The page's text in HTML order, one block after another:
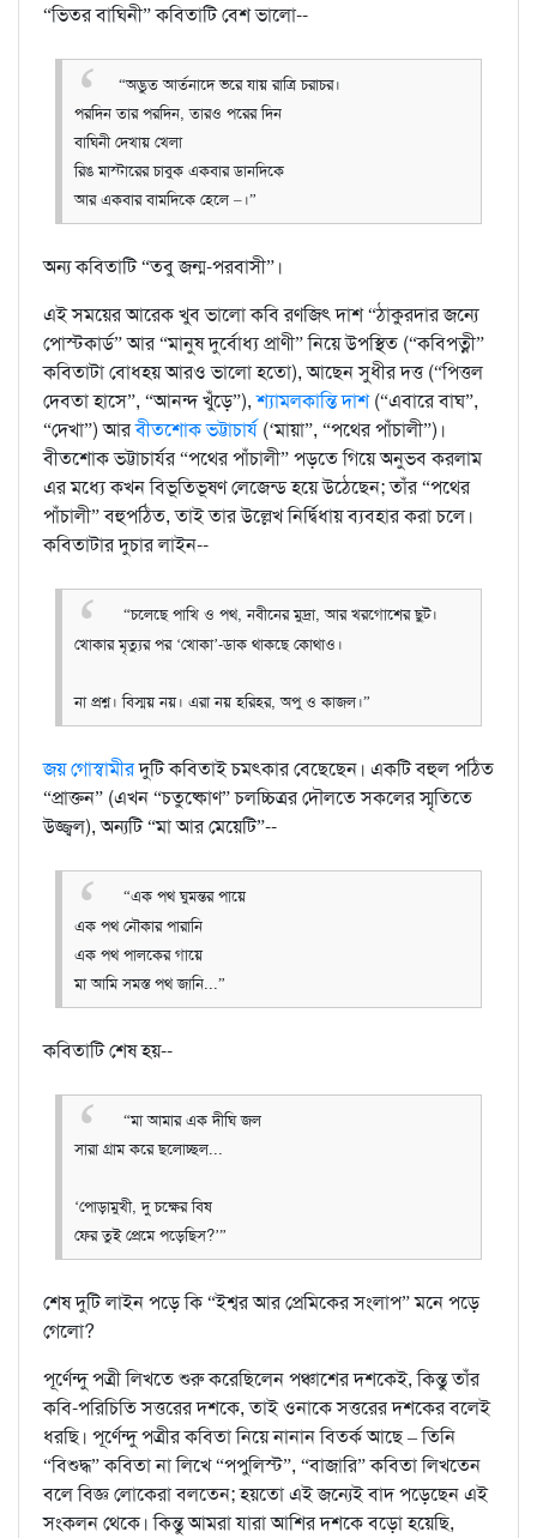
“ভিতর বাঘিনী” কবিতাটি বেশ ভালো--
“অদ্ভুত আর্তনাদে ভরে যায় রাত্রি চরাচর।
পরদিন তার পরদিন, তারও পরের দিন
বাঘিনী দেখায় খেলা
রিঙ মাস্টারের চাবুক একবার ডানদিকে
আর একবার বামদিকে হেলে –।”
অন্য কবিতাটি “তবু জন্ম-পরবাসী”।
এই সময়ের আরেক খুব ভালো কবি রণজিৎ দাশ “ঠাকুরদার জন্যে
পোস্টকার্ড” আর “মানুষ দুর্বোধ্য প্রাণী” নিয়ে উপস্থিত (“কবিপত্নী”
কবিতাটা বোধহয় আরও ভালো হতো), আছেন সুধীর দত্ত (“পিত্তল
দেবতা হাসে”, “আনন্দ খুঁড়ে”),শ্যামলকান্তি দাশ(“এবারে বাঘ”,
“দেখা”) আরবীতশোক ভট্টাচার্য (‘মায়া”, “পথের পাঁচালী”)।
বীতশোক ভট্টাচার্যর “পথের পাঁচালী” পড়তে গিয়ে অনুভব করলাম
এর মধ্যে কখন বিভূতিভূষণ লেজেন্ড হয়ে উঠেছেন; তাঁর “পথের
পাঁচালী” বহুপঠিত, তাই তার উল্লেখ নির্দ্বিধায় ব্যবহার করা চলে।
কবিতাটার দুচার লাইন--
“চলেছে পাখি ও পথ, নবীনের মুদ্রা, আর খরগোশের ছুট।
খোকার মৃত্যুর পর ‘খোকা’-ডাক থাকছে কোথাও।
না প্রশ্ন। বিস্ময় নয়। এরা নয় হরিহর, অপু ও কাজল।”
জয় গোস্বামীরদুটি কবিতাই চমৎকার বেছেছেন। একটি বহুল পঠিত
“প্রাক্তন” (এখন “চতুষ্কোণ” চলচ্চিত্রর দৌলতে সকলের স্মৃতিতে
উজ্জ্বল), অন্যটি “মা আর মেয়েটি”--
“এক পথ ঘুমন্তর পায়ে
এক পথ নৌকার পারানি
এক পথ পালকের গায়ে
মা আমি সমস্ত পথ জানি...”
কবিতাটি শেষ হয়--
“মা আমার এক দীঘি জল
সারা গ্রাম করে ছলোচ্ছল...
‘পোড়ামুখী, দু চক্ষের বিষ
ফের তুই প্রেমে পড়েছিস?’”
শেষ দুটি লাইন পড়ে কি “ইশ্বর আর প্রেমিকের সংলাপ” মনে পড়ে
গেলো?
পূর্ণেন্দু পত্রী লিখতে শুরু করেছিলেন পঞ্চাশের দশকেই, কিন্তু তাঁর
কবি-পরিচিতি সত্তরের দশকে, তাই ওনাকে সত্তরের দশকের বলেই
ধরছি। পূর্ণেন্দু পত্রীর কবিতা নিয়ে নানান বিতর্ক আছে – তিনি
“বিশুদ্ধ” কবিতা না লিখে “পপুলিস্ট”, “বাজারি” কবিতা লিখতেন
বলে বিজ্ঞ লোকেরা বলতেন; হয়তো এই জন্যেই বাদ পড়েছেন এই
সংকলন থেকে। কিন্তু আমরা যারা আশির দশকে বড়ো হয়েছি,